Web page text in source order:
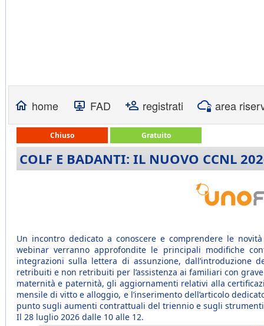
home FAD registrati area
Chiuso Gratuito
COLF E BADANTI: IL NUOVO CCNL
Un incontro dedicato a conoscere e comprendere le
webinar verranno approfondite le principali modifiche
integrazioni sulla lettera di assunzione,
retribuiti e non retribuiti per l’assistenza ai familiari con
maternità e paternità, gli aggiornamenti relativi alla
mensile di vitto e alloggio, e l’inserimento dell’articolo
punto sugli aumenti contrattuali del triennio e sugli
Il 28 luglio 2026 dalle 10 alle 12.